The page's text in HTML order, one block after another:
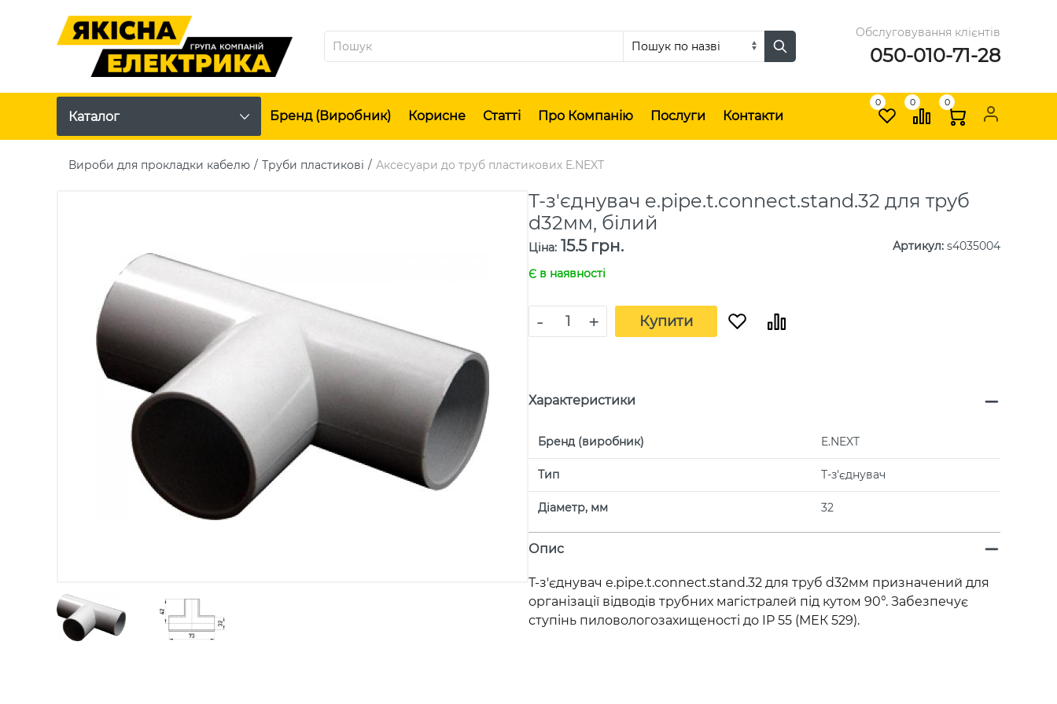
Обслуговування клієнтів
050-010-71-28
Каталог Бренд (виробник) Корисне Статті Про Компанію Послуги Контакти
0 0 0
Вироби для прокладки кабелю Труби пластикові Аксесуари до труб пластикових E.NEXT
Т-з'єднувач e.pipe.t.connect.stand.32 для труб
d32мм, білий
Ціна: 15.5 грн. Артикул: s4035004
Є в наявності
- + Купити
Характеристики
Бренд (виробник) E.NEXT
Тип Т-з'єднувач
Діаметр, мм 32
Опис
Т-з'єднувач e.pipe.t.connect.stand.32 для труб d32мм призначений для
організації відводів трубних магістралей під кутом 90°. Забезпечує
ступінь пиловологозахищеності до IP 55 (МЕК 529).